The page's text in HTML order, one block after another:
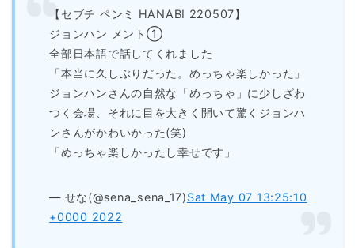
【セブチ ペンミ HANABI 220507】
ジョンハン メント①
全部日本語で話してくれました
「本当に久しぶりだった。めっちゃ楽しかった」
ジョンハンさんの自然な「めっちゃ」に少しざわ
つく会場、それに目を大きく開いて驚くジョンハ
ンさんがかわいかった(笑)
「めっちゃ楽しかったし幸せです」
— せな(@sena_sena_17)Sat May 07 13:25:10
+0000 2022